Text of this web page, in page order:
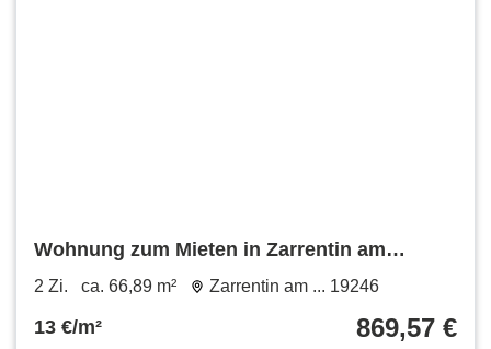
Wohnung zum Mieten in Zarrentin am
Schaalsee 869,57 € 66.89 m²
2 Zi. ca. 66,89 m² Zarrentin am ... 19246
13 €/m² 869,57 €